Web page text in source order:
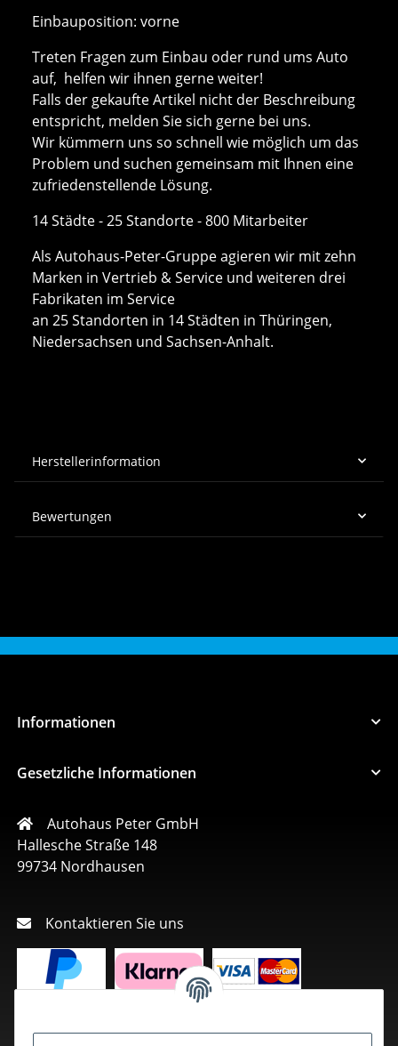
Einbauposition: vorne
Treten Fragen zum Einbau oder rund ums Auto
auf, helfen wir ihnen gerne weiter!
Falls der gekaufte Artikel nicht der Beschreibung
entspricht, melden Sie sich gerne bei uns.
Wir kümmern uns so schnell wie möglich um das
Problem und suchen gemeinsam mit Ihnen eine
zufriedenstellende Lösung.
14 Städte - 25 Standorte - 800 Mitarbeiter
Als Autohaus-Peter-Gruppe agieren wir mit zehn
Marken in Vertrieb & Service und weiteren drei
Fabrikaten im Service
an 25 Standorten in 14 Städten in Thüringen,
Niedersachsen und Sachsen-Anhalt.
Herstellerinformation
Bewertungen
Informationen
Gesetzliche Informationen
Autohaus Peter GmbH
Hallesche Straße 148
99734 Nordhausen
Kontaktieren Sie uns